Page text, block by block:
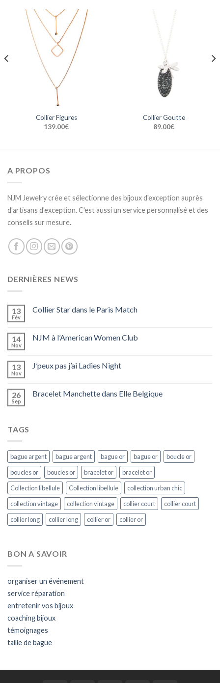
Collier Figures
139.00€
Collier Goutte
89.00€
A PROPOS
NJM Jewelry crée et sélectionne des bijoux d'exception auprès
d'artisans d'exception. C'est aussi un service personnalisé et des
conseils sur mesure.
DERNIÈRES NEWS
13
Fév
Collier Star dans le Paris Match
14
Nov
NJM à l’American Women Club
13
Nov
J’peux pas j’ai Ladies Night
26
Sep
Bracelet Manchette dans Elle Belgique
TAGS
bague argent bague argent bague or bague or
boucle or
boucles or
boucles or bracelet or
bracelet or
Collection libellule
Collection libellule
collection urban chic
collection vintage
collection vintage collier court
collier court
collier long
collier long collier or collier or
BON A SAVOIR
organiser un événement
service réparation
entretenir vos bijoux
coaching bijoux
témoignages
taille de bague